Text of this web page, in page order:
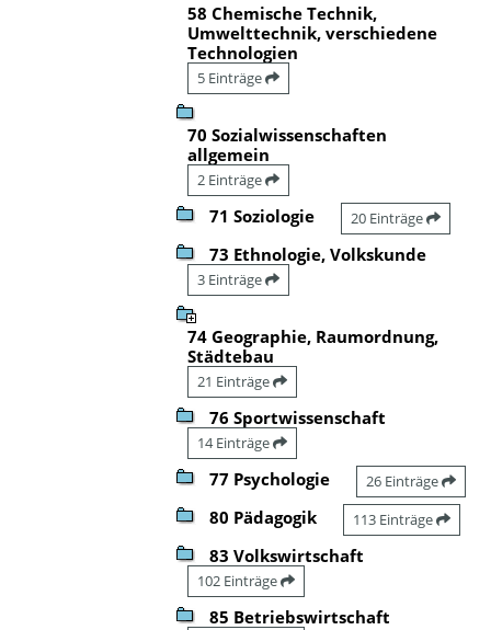
58 Chemische Technik,
Umwelttechnik, verschiedene
Technologien
5 Einträge
70 Sozialwissenschaften
allgemein
2 Einträge
71 Soziologie 20 Einträge
73 Ethnologie, Volkskunde
3 Einträge
74 Geographie, Raumordnung,
Städtebau
21 Einträge
76 Sportwissenschaft
14 Einträge
77 Psychologie 26 Einträge
80 Pädagogik 113 Einträge
83 Volkswirtschaft
102 Einträge
85 Betriebswirtschaft